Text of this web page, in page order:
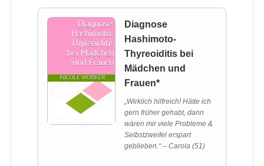
Diagnose
Hashimoto-
Thyreoiditis bei
Mädchen und
Frauen*
„Wirklich hilfreich! Hätte ich
gern früher gehabt, dann
wären mir viele Probleme &
Selbstzweifel erspart
geblieben.“ – Carola (51)